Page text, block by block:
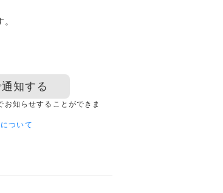
知する
知らせすることができま
ついて